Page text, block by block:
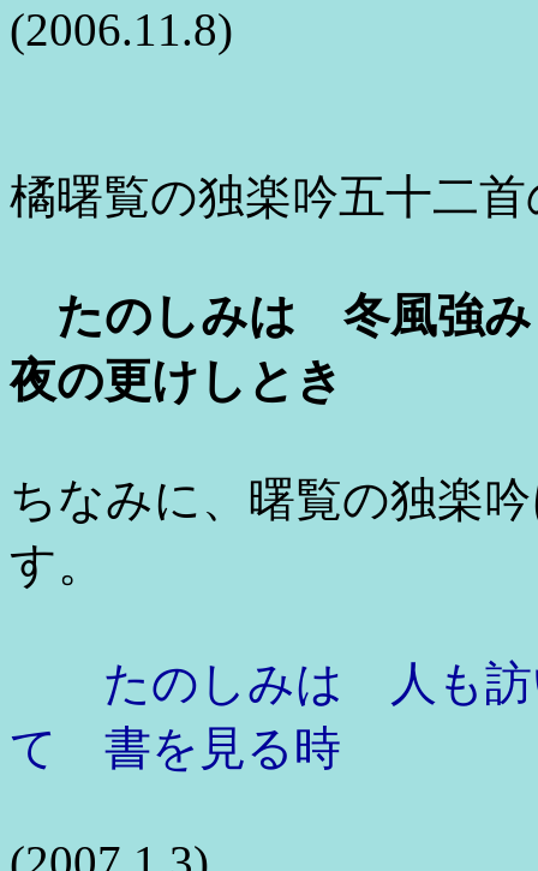
(2006.11.8)
橘曙覧の独楽吟五十二
たのしみは 冬風強
夜の更けしとき
ちなみに、曙覧の独楽
す。
たのしみは 人も訪
て 書を見る時